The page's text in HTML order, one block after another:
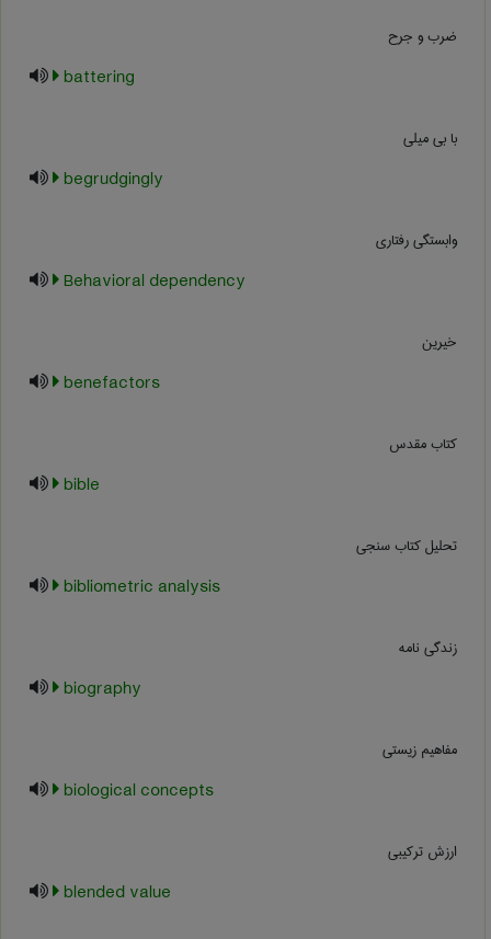
ضرب و جرح
battering
با بی میلی
begrudgingly
وابستگی رفتاری
Behavioral dependency
خیرین
benefactors
کتاب مقدس
bible
تحلیل کتاب سنجی
bibliometric analysis
زندگی نامه
biography
مفاهیم زیستی
biological concepts
ارزش ترکیبی
blended value